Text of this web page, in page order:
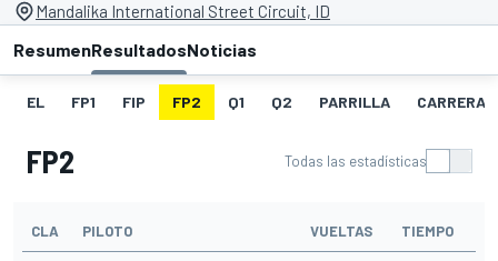
Mandalika International Street Circuit, ID
ResumenResultadosNoticias
EL FP1 FIP FP2 Q1 Q2 PARRILLA CARRERA
FP2 Todas las estadísticas
CLA PILOTO VUELTAS TIEMPO